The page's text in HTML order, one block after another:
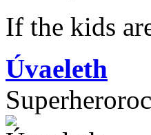
If the kids
Úvaeleth